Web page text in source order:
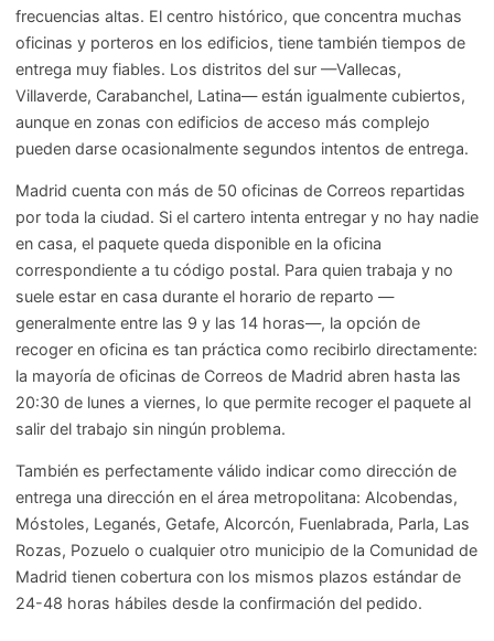
frecuencias altas. El centro histórico, que concentra muchas
oficinas y porteros en los edificios, tiene también tiempos de
entrega muy fiables. Los distritos del sur —Vallecas,
Villaverde, Carabanchel, Latina— están igualmente cubiertos,
aunque en zonas con edificios de acceso más complejo
pueden darse ocasionalmente segundos intentos de entrega.
Madrid cuenta con más de 50 oficinas de Correos repartidas
por toda la ciudad. Si el cartero intenta entregar y no hay nadie
en casa, el paquete queda disponible en la oficina
correspondiente a tu código postal. Para quien trabaja y no
suele estar en casa durante el horario de reparto —
generalmente entre las 9 y las 14 horas—, la opción de
recoger en oficina es tan práctica como recibirlo directamente:
la mayoría de oficinas de Correos de Madrid abren hasta las
20:30 de lunes a viernes, lo que permite recoger el paquete al
salir del trabajo sin ningún problema.
También es perfectamente válido indicar como dirección de
entrega una dirección en el área metropolitana: Alcobendas,
Móstoles, Leganés, Getafe, Alcorcón, Fuenlabrada, Parla, Las
Rozas, Pozuelo o cualquier otro municipio de la Comunidad de
Madrid tienen cobertura con los mismos plazos estándar de
24-48 horas hábiles desde la confirmación del pedido.